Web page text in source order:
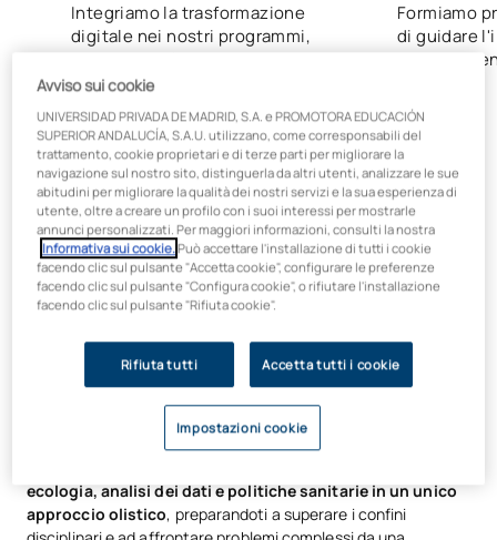
Integriamo la trasformazione
digitale nei nostri programmi,
settore in costante
trasformazione.
Formiamo
di guidare
con
All’avanguardia nella salute
globale: un approccio olistico e
sostenibile
Questo master va oltre i tradizionali programmi di sanità
ecologia, analisi dei dati e politiche sanitarie in un unico
approccio olistico, preparandoti a superare i confini
Avviso sui cookie
UNIVERSIDAD PRIVADA DE MADRID, S.A. e PROMOTORA EDUCACIÓN
SUPERIOR ANDALUCÍA, S.A.U. utilizzano, come corresponsabili del
trattamento, cookie proprietari e di terze parti per migliorare la
navigazione sul nostro sito, distinguerla da altri utenti, analizzare le sue
abitudini per migliorare la qualità dei nostri servizi e la sua esperienza di
utente, oltre a creare un profilo con i suoi interessi per mostrarle
annunci personalizzati. Per maggiori informazioni, consulti la nostra
Informativa sui cookie.Può accettare l'installazione di tutti i cookie
facendo clic sul pulsante "Accetta cookie", configurare le preferenze
facendo clic sul pulsante "Configura cookie", o rifiutare l'installazione
facendo clic sul pulsante "Rifiuta cookie".
Rifiuta tutti Accetta tutti i cookie
Impostazioni cookie